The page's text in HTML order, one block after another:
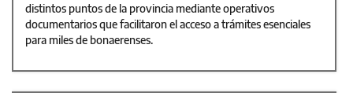
distintos puntos de la provincia mediante operativos
documentarios que facilitaron el acceso a trámites esenciales
para miles de bonaerenses.